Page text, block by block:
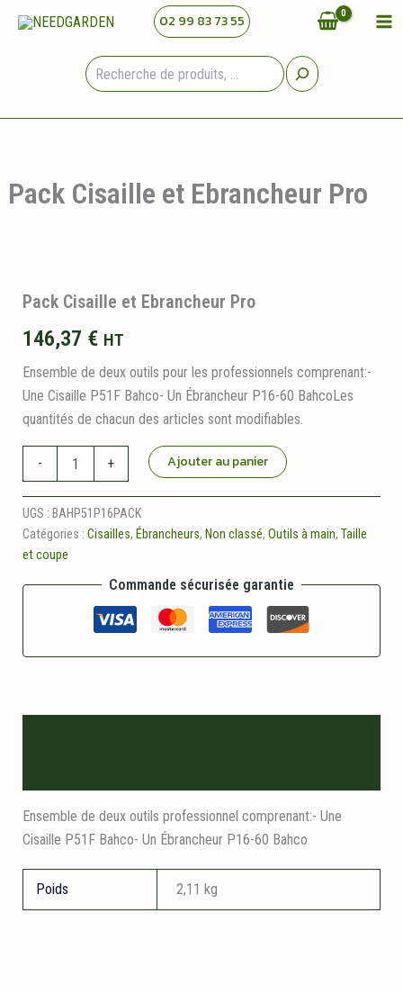
02 99 83 73 55
Pack Cisaille et Ebrancheur Pro
Pack Cisaille et Ebrancheur Pro
146,37 € HT
Ensemble de deux outils pour les professionnels comprenant:-
Une Cisaille P51F Bahco- Un Ébrancheur P16-60 BahcoLes
quantités de chacun des articles sont modifiables.
-
Cisaille
et
Ebrancheur
Pro
+ Ajouter au panier
UGS : BAHP51P16PACK
Catégories : Cisailles, Ébrancheurs, Non classé, Outils à main, Taille
et coupe
Commande sécurisée garantie
Ensemble de deux outils professionnel comprenant:- Une
Cisaille P51F Bahco- Un Ébrancheur P16-60 Bahco
Poids 2,11 kg